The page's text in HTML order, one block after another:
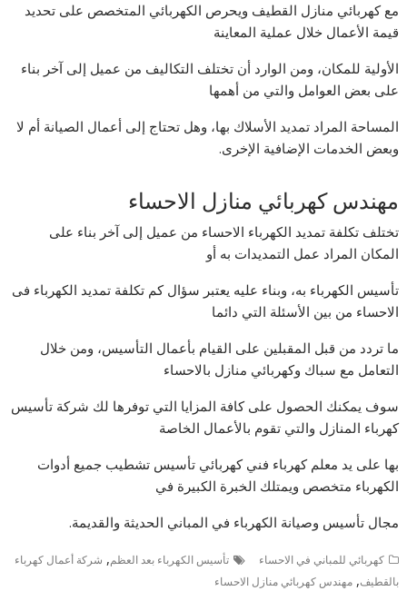
مع كهربائي منازل القطيف ويحرص الكهربائي المتخصص على تحديد
قيمة الأعمال خلال عملية المعاينة
الأولية للمكان، ومن الوارد أن تختلف التكاليف من عميل إلى آخر بناء
على بعض العوامل والتي من أهمها
المساحة المراد تمديد الأسلاك بها، وهل تحتاج إلى أعمال الصيانة أم لا
وبعض الخدمات الإضافية الإخرى.
مهندس كهربائي منازل الاحساء
تختلف تكلفة تمديد الكهرباء الاحساء من عميل إلى آخر بناء على
المكان المراد عمل التمديدات به أو
تأسيس الكهرباء به، وبناء عليه يعتبر سؤال كم تكلفة تمديد الكهرباء فى
الاحساء من بين الأسئلة التي دائما
ما تردد من قبل المقبلين على القيام بأعمال التأسيس، ومن خلال
التعامل مع سباك وكهربائي منازل بالاحساء
سوف يمكنك الحصول على كافة المزايا التي توفرها لك شركة تأسيس
كهرباء المنازل والتي تقوم بالأعمال الخاصة
بها على يد معلم كهرباء فني كهربائي تأسيس تشطيب جميع أدوات
الكهرباء متخصص ويمتلك الخبرة الكبيرة في
مجال تأسيس وصيانة الكهرباء في المباني الحديثة والقديمة.
كهربائي للمباني في الاحساء تأسيس الكهرباء بعد العظم, شركة أعمال كهرباء
بالقطيف,مهندس كهربائي منازل الاحساء